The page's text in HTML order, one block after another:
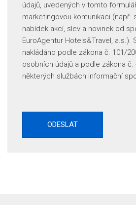
údajů, uvedených v tomto
marketingovou komunikaci (např.
nabídek akcí, slev a novinek od
EuroAgentur Hotels&Travel, a.s.).
nakládáno podle zákona č. 101/
osobních údajů a podle zákona č.
některých službách informační